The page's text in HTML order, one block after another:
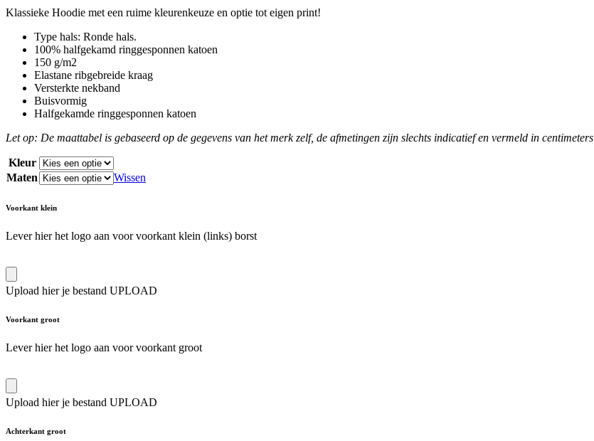
Klassieke Hoodie met een ruime kleurenkeuze en optie tot eigen print!
Type hals: Ronde hals.
100% halfgekamd ringgesponnen katoen
150 g/m2
Elastane ribgebreide kraag
Versterkte nekband
Buisvormig
Halfgekamde ringgesponnen katoen
Let op: De maattabel is gebaseerd op de gegevens van het merk zelf, de afmetingen zijn slechts indicatief en vermeld in centimeters
Kleur
Maten
Wissen
Voorkant klein
Lever hier het logo aan voor voorkant klein (links) borst
Upload hier je bestand UPLOAD
Voorkant groot
Lever hier het logo aan voor voorkant groot
Upload hier je bestand UPLOAD
Achterkant groot